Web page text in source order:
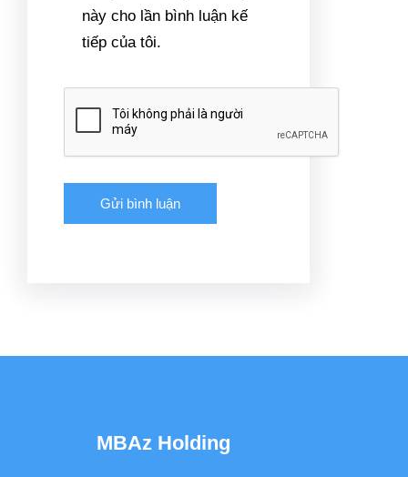
này cho lần bình luận kế
tiếp của tôi.
MBAz Holding